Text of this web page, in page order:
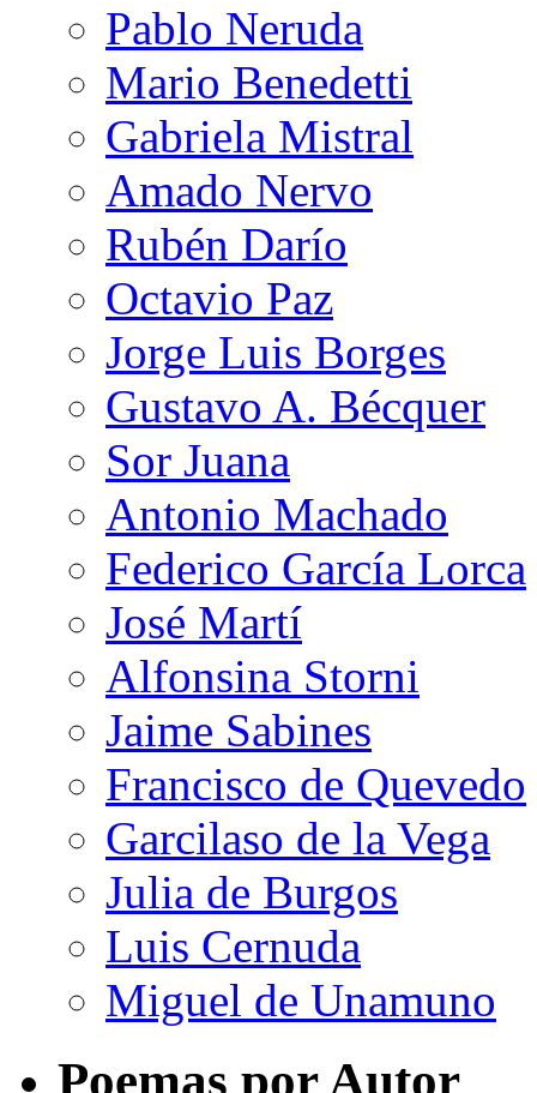
Pablo Neruda
Mario Benedetti
Gabriela Mistral
Amado Nervo
Rubén Darío
Octavio Paz
Jorge Luis Borges
Gustavo A. Bécquer
Sor Juana
Antonio Machado
Federico García Lorca
José Martí
Alfonsina Storni
Jaime Sabines
Francisco de Quevedo
Garcilaso de la Vega
Julia de Burgos
Luis Cernuda
Miguel de Unamuno
Poemas por Autor